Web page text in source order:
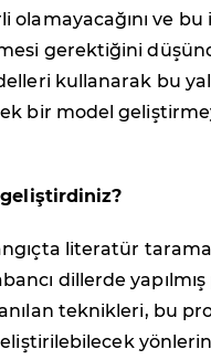
olamayacağını ve bu
gerektiğini
kullanarak bu
bir model
literatür
dillerde
teknikleri, bu